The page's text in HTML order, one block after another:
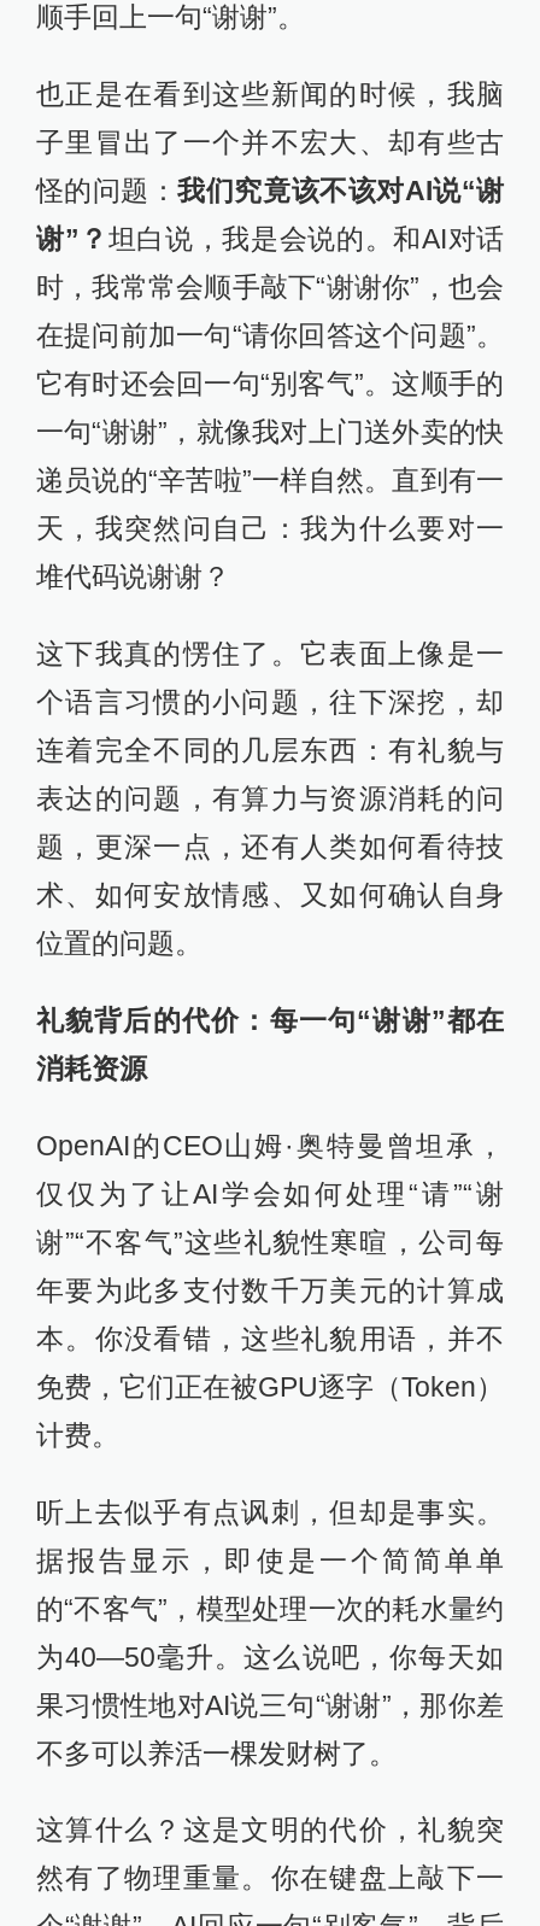
顺手回上一句“谢谢”。
也正是在看到这些新闻的时候，我脑
子里冒出了一个并不宏大、却有些古
怪的问题：我们究竟该不该对AI说“谢
谢”？ 坦白说，我是会说的。和AI对话
时，我常常会顺手敲下“谢谢你”，也会
在提问前加一句“请你回答这个问题”。
它有时还会回一句“别客气”。这顺手的
一句“谢谢”，就像我对上门送外卖的快
递员说的“辛苦啦”一样自然。直到有一
天，我突然问自己：我为什么要对一
堆代码说谢谢？
这下我真的愣住了。它表面上像是一
个语言习惯的小问题，往下深挖，却
连着完全不同的几层东西：有礼貌与
表达的问题，有算力与资源消耗的问
题，更深一点，还有人类如何看待技
术、如何安放情感、又如何确认自身
位置的问题。
礼貌背后的代价：每一句“谢谢”都在
消耗资源
OpenAI的CEO山姆·奥特曼曾坦承，
仅仅为了让AI学会如何处理“请”“谢
谢”“不客气”这些礼貌性寒暄，公司每
年要为此多支付数千万美元的计算成
本。你没看错，这些礼貌用语，并不
免费，它们正在被GPU逐字（Token）
计费。
听上去似乎有点讽刺，但却是事实。
据报告显示，即使是一个简简单单
的“不客气”，模型处理一次的耗水量约
为40—50毫升。这么说吧，你每天如
果习惯性地对AI说三句“谢谢”，那你差
不多可以养活一棵发财树了。
这算什么？这是文明的代价，礼貌突
然有了物理重量。你在键盘上敲下一